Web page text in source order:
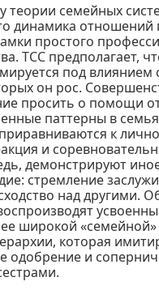
теории семейных
динамика отношений
простого
ТСС предполагает,
под влиянием
он рос.
просить о помощи
паттерны в
к
и
демонстрируют
стремление
над другими.
широкой
которая
одобрение и